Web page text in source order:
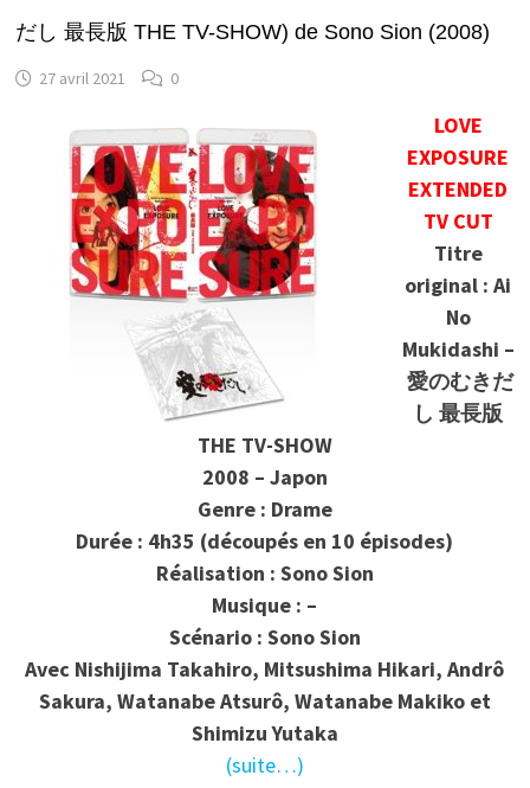
だし 最長版 THE TV-SHOW) de Sono Sion (2008)
27 avril 2021 0
LOVE
EXPOSURE
EXTENDED
TV CUT
Titre
original : Ai
No
Mukidashi –
愛のむきだ
し 最長版
THE TV-SHOW
2008 – Japon
Genre : Drame
Durée : 4h35 (découpés en 10 épisodes)
Réalisation : Sono Sion
Musique : –
Scénario : Sono Sion
Avec Nishijima Takahiro, Mitsushima Hikari, Andrô
Sakura, Watanabe Atsurô, Watanabe Makiko et
Shimizu Yutaka
(suite…)